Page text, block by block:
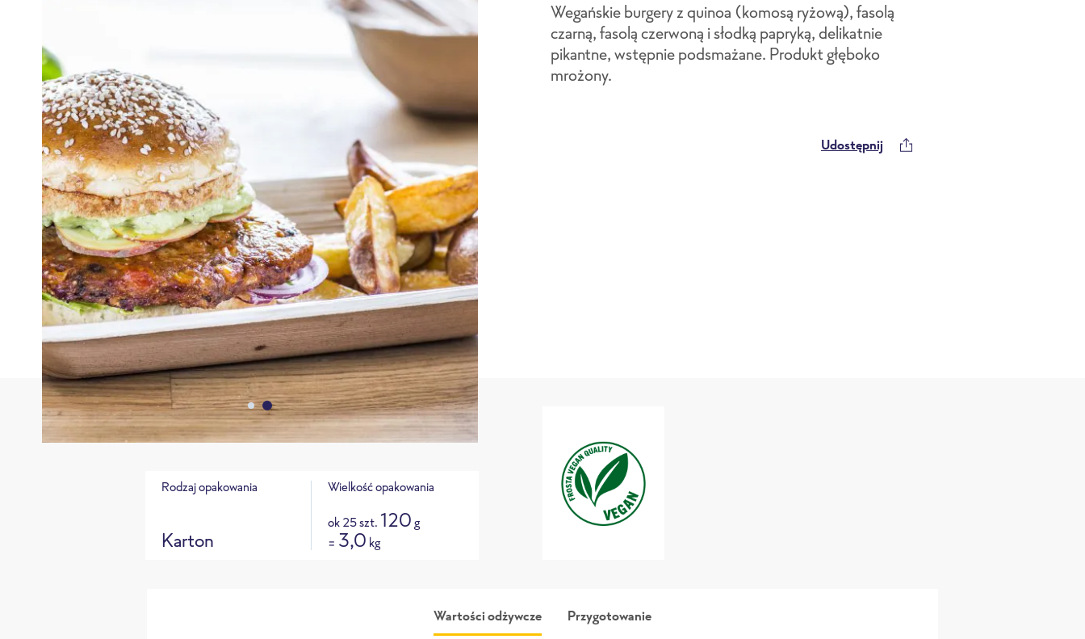
Wegańskie burgery z quinoa (komosą ryżową), fasolą
czarną, fasolą czerwoną i słodką papryką, delikatnie
pikantne, wstępnie podsmażane. Produkt głęboko
mrożony.
Udostępnij
Rodzaj opakowania
Karton
Wielkość opakowania
ok 25 szt. 120g
= 3,0 kg
Wartości odżywcze Przygotowanie